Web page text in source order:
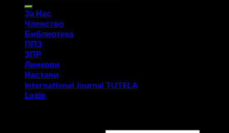
За Нас
Членство
Библиотека
ППЗ
ЗПР
Линкови
Настани
International Journal TUTELA
Login